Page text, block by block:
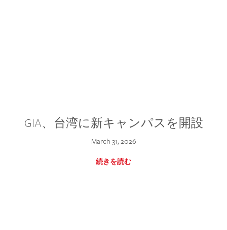
GIA、台湾に新キャンパスを開設
March 31, 2026
続きを読む